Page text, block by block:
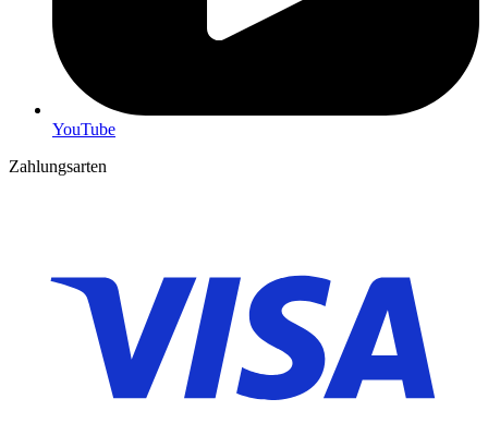
YouTube
Zahlungsarten